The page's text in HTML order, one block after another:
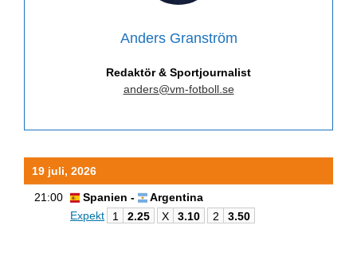
Anders Granström
Redaktör & Sportjournalist
anders@vm-fotboll.se
19 juli, 2026
21:00 Spanien -
Argentina
Expekt
1 2.25 X 3.10 2 3.50